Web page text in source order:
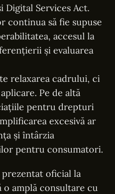
Digital Services Act.
continua să fie supuse
accesul la
și evaluarea
relaxarea cadrului, ci
Pe de altă
pentru drepturi
excesivă ar
și întârzia
pentru consumatori.
oficial la
amplă consultare cu